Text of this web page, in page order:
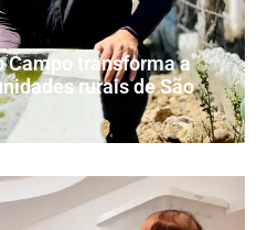
Campo transforma a
rurais de São